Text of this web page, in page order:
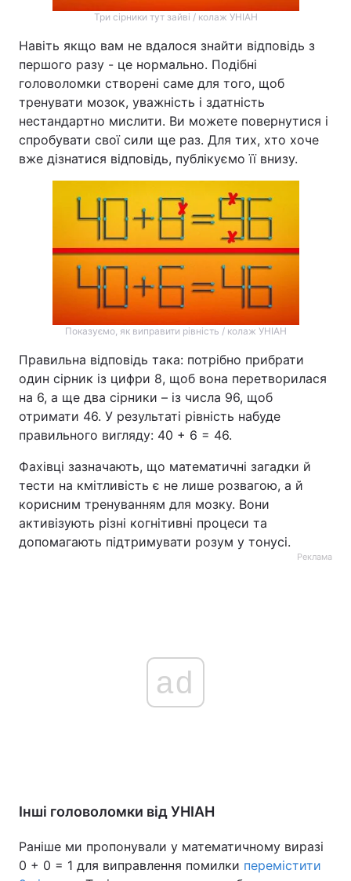
Три сірники тут зайві / колаж УНІАН
Навіть якщо вам не вдалося знайти відповідь з
першого разу - це нормально. Подібні
головоломки створені саме для того, щоб
тренувати мозок, уважність і здатність
нестандартно мислити. Ви можете повернутися і
спробувати свої сили ще раз. Для тих, хто хоче
вже дізнатися відповідь, публікуємо її внизу.
Показуємо, як виправити рівність / колаж УНІАН
Правильна відповідь така: потрібно прибрати
один сірник із цифри 8, щоб вона перетворилася
на 6, а ще два сірники – із числа 96, щоб
отримати 46. У результаті рівність набуде
правильного вигляду: 40 + 6 = 46.
Фахівці зазначають, що математичні загадки й
тести на кмітливість є не лише розвагою, а й
корисним тренуванням для мозку. Вони
активізують різні когнітивні процеси та
допомагають підтримувати розум у тонусі.
Реклама
ad
Інші головоломки від УНІАН
Раніше ми пропонували у математичному виразі
0 + 0 = 1 для виправлення помилки перемістити